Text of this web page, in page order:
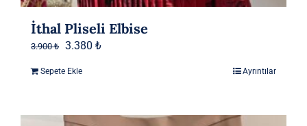
İthal Pliseli Elbise
3.900₺
Orijinal
3.380 ₺Şu
Sepete Ekle Ayrıntılar